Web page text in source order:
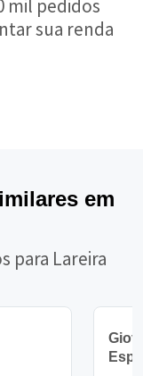
mil pedidos
sua renda
em
para Lareira